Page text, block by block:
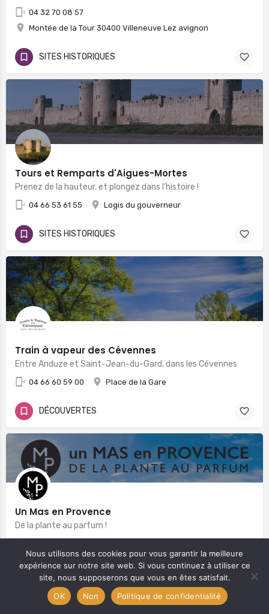
04 32 70 08 57
Montée de la Tour 30400 Villeneuve Lez avignon
SITES HISTORIQUES
Tours et Remparts d'Aigues-Mortes
Prenez de la hauteur, et plongez dans l’histoire !
04 66 53 61 55 Logis du gouverneur
SITES HISTORIQUES
Train à vapeur des Cévennes
Entre Anduze et Saint-Jean-du-Gard, dans les Cévennes
04 66 60 59 00 Place de la Gare
DÉCOUVERTES
Un Mas en Provence
De la plante au parfum !
Le Mas Neuf Avenue du Félibrige 30127 Bellegarde
DÉCOUVERTES Carte
Nous utilisons des cookies pour vous garantir la meilleure
expérience sur notre site web. Si vous continuez à utiliser ce
site, nous supposerons que vous en êtes satisfait.
OK
Non Politique de confidentialité